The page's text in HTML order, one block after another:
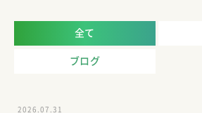
全て
ブログ
2026.07.31